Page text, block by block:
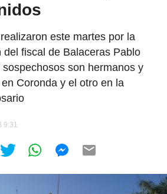
este martes por la
del fiscal de Balaceras Pablo
son hermanos y
Coronda y el otro en la
9:31